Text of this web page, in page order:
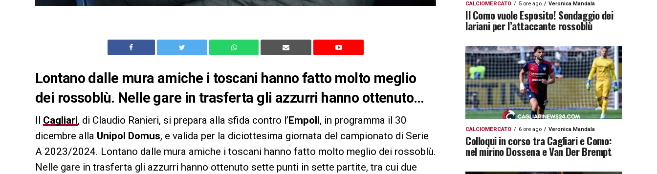
Lontano dalle mura amiche i toscani hanno fatto molto meglio
dei rossoblù. Nelle gare in trasferta gli azzurri hanno ottenuto…
Cagliari, di Claudio Ranieri, si prepara alla sfida contro l’ Empoli, in programma il 30
dicembre alla Unipol Domus, e valida per la diciottesima giornata del campionato di Serie
A 2023/2024. Lontano dalle mura amiche i toscani hanno fatto molto meglio dei rossoblù.
Nelle gare in trasferta gli azzurri hanno ottenuto sette punti in sette partite, tra cui due
CALCIOMERCATO 5 ore ago Veronica Mandala
Il Como vuole Esposito! Sondaggio dei
lariani per l’attaccante rossoblù
CALCIOMERCATO 6 ore ago Veronica Mandala
Colloqui in corso tra Cagliari e Como:
nel mirino Dossena e Van Der Brempt